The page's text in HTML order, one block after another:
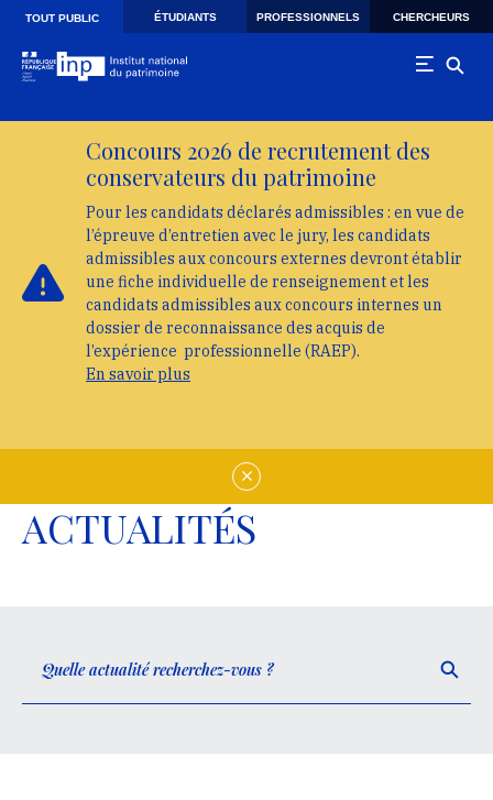
Skip to main navigation
Aller au contenu principal
TOUT PUBLIC ÉTUDIANTS PROFESSIONNELS CHERCHEURS
Concours 2026 de recrutement des
conservateurs du patrimoine
Pour les candidats déclarés admissibles : en vue de
l’épreuve d’entretien avec le jury, les candidats
admissibles aux concours externes devront établir
une fiche individuelle de renseignement et les
candidats admissibles aux concours internes un
dossier de reconnaissance des acquis de
l’expérience professionnelle (RAEP).
En savoir plus
ACTUALITÉS